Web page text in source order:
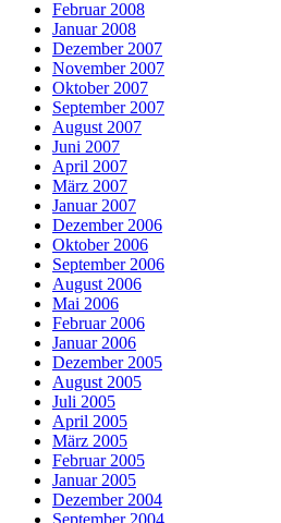
Februar 2008
Januar 2008
Dezember 2007
November 2007
Oktober 2007
September 2007
August 2007
Juni 2007
April 2007
März 2007
Januar 2007
Dezember 2006
Oktober 2006
September 2006
August 2006
Mai 2006
Februar 2006
Januar 2006
Dezember 2005
August 2005
Juli 2005
April 2005
März 2005
Februar 2005
Januar 2005
Dezember 2004
September 2004